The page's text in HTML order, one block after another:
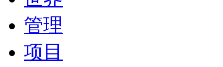
管理
项目